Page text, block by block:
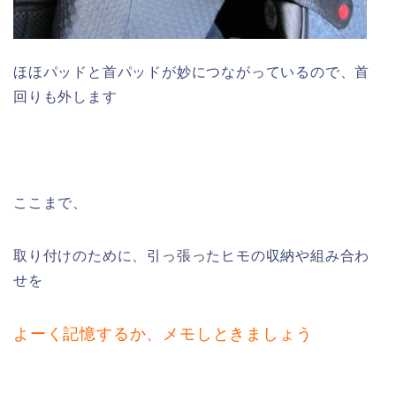
ほほパッドと首パッドが妙につながっているので、首
回りも外します
ここまで、
取り付けのために、引っ張ったヒモの収納や組み合わ
せを
よーく記憶するか、メモしときましょう